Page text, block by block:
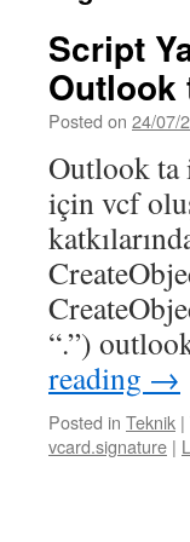
Script
Outlook
Posted on 24/07/
Outlook ta
için vcf
“.”)
reading →
Posted in Teknik |
vcard.signature |